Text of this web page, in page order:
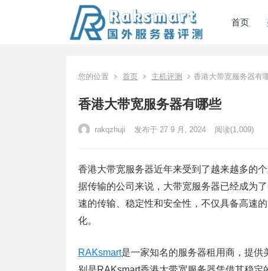
首页
您的位置 首页 主机评测 香港大带宽服务器有
香港大带宽服务器有哪些
rakqzhuji 发布于 27 9 月, 2024 阅读(1,009)
香港大带宽服务器近年来受到了越来越多的
据传输的公司来说，大带宽服务器已经成为
速的传输、稳定性和安全性，不仅具备高速
化。
RAKsmart是一家知名的服务器租用商，提